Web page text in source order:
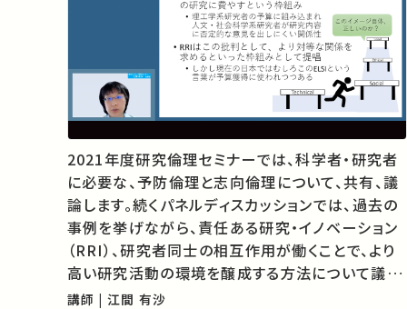
2021年度研究倫理セミナーでは、科学者・研究者
に必要な、予防倫理と志向倫理について、共有、議
論します。続くパネルディスカッションでは、過去の
事例を挙げながら、責任ある研究・イノベーション
（RRI）、研究者同士の相互作用が働くことで、より
高い研究活動の環境を醸成する方法について議論
します。 ★あなたのシェアが、ほかの誰かの学びに
講師 | 江間 有沙